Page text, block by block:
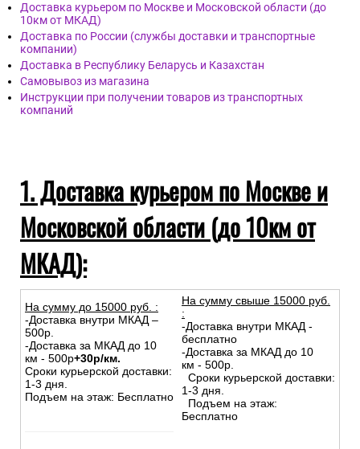
Доставка курьером по Москве и Московской области (до
10км от МКАД)
Доставка по России (службы доставки и транспортные
компании)
Доставка в Республику Беларусь и Казахстан
Самовывоз из магазина
Инструкции при получении товаров из транспортных
компаний
1. Доставка курьером по Москве и
Московской области (до 10км от
МКАД):
На сумму до 15000 руб. :
-Доставка внутри МКАД –
500р.
-Доставка за МКАД до 10
км - 500р+30р/км.
Сроки курьерской доставки:
1-3 дня.
Подъем на этаж: Бесплатно
На сумму свыше 15000 руб.
:
-Доставка внутри МКАД -
бесплатно
-Доставка за МКАД до 10
км - 500р.
Сроки курьерской доставки:
1-3 дня.
Подъем на этаж:
Бесплатно